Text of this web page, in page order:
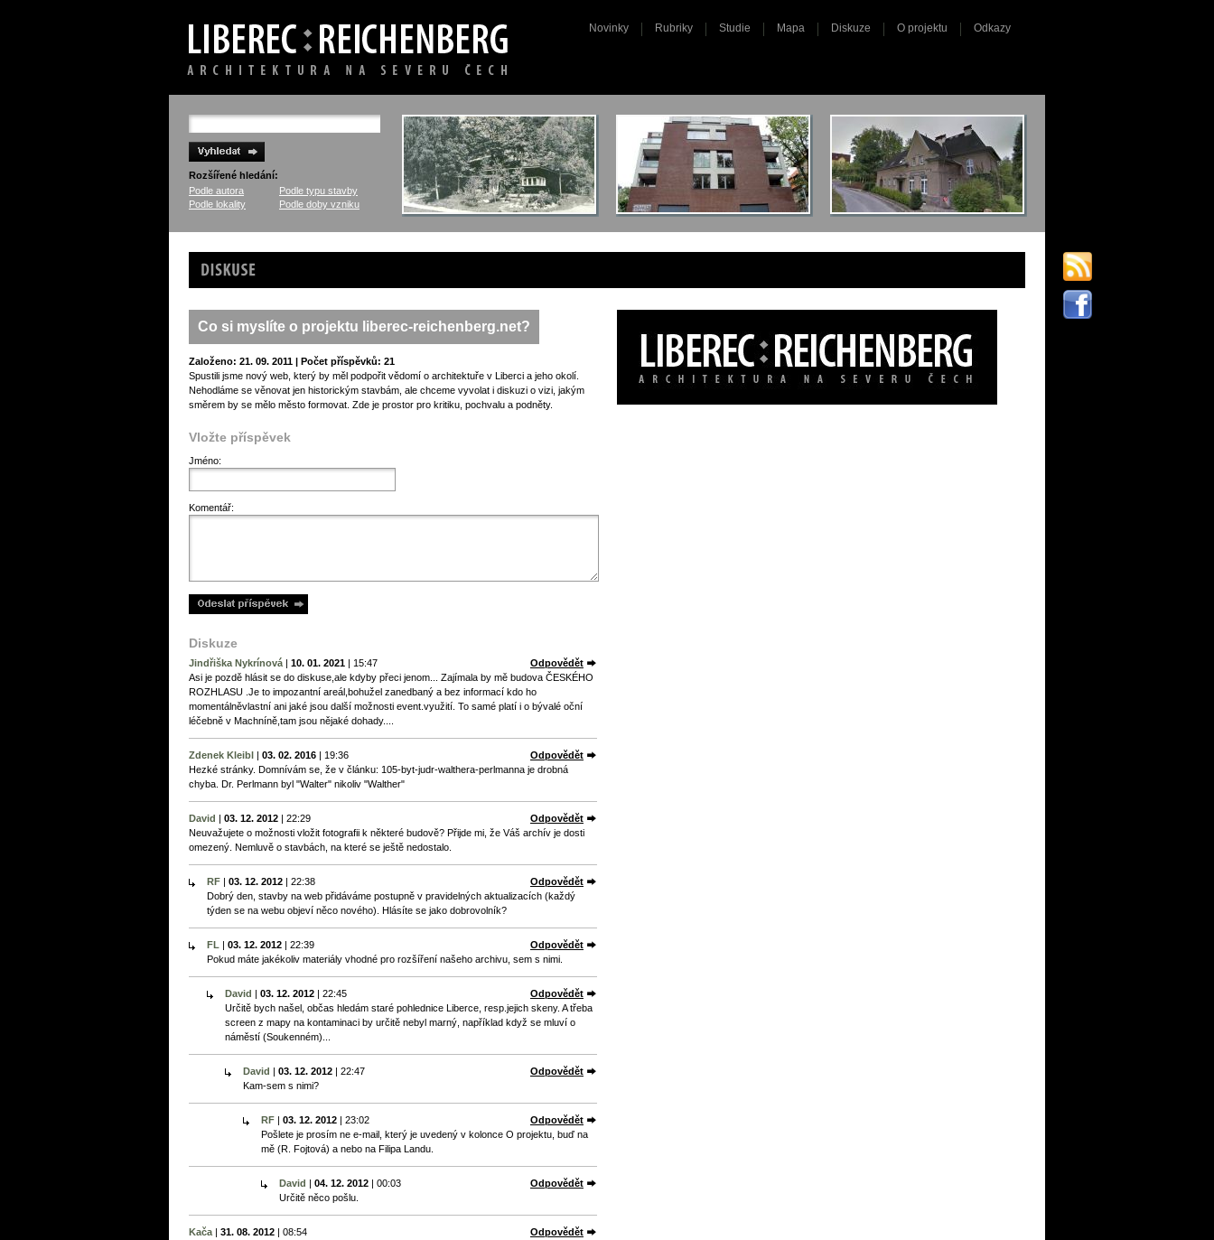
Novinky Rubriky Studie Mapa Diskuze O projektu Odkazy
Rozšířené hledání:
Podle autora
Podle typu stavby
Podle lokality
Podle doby vzniku
Diskuse
Co si myslíte o projektu liberec-reichenberg.net?
Založeno: 21. 09. 2011 | Počet příspěvků: 21
Spustili jsme nový web, který by měl podpořit vědomí o architektuře v Liberci a jeho okolí.
Nehodláme se věnovat jen historickým stavbám, ale chceme vyvolat i diskuzi o vizi, jakým
směrem by se mělo město formovat. Zde je prostor pro kritiku, pochvalu a podněty.
Vložte příspěvek
Jméno:
Komentář:
Diskuze
Jindřiška Nykrínová | 10. 01. 2021 | 15:47
Odpovědět
Asi je pozdě hlásit se do diskuse,ale kdyby přeci jenom... Zajímala by mě budova ČESKÉHO
ROZHLASU .Je to impozantní areál,bohužel zanedbaný a bez informací kdo ho
momentálněvlastní ani jaké jsou další možnosti event.využití. To samé platí i o bývalé oční
léčebně v Machníně,tam jsou nějaké dohady....
Zdenek Kleibl | 03. 02. 2016 | 19:36
Odpovědět
Hezké stránky. Domnívám se, že v článku: 105-byt-judr-walthera-perlmanna je drobná
chyba. Dr. Perlmann byl "Walter" nikoliv "Walther"
David | 03. 12. 2012 | 22:29
Odpovědět
Neuvažujete o možnosti vložit fotografii k některé budově? Přijde mi, že Váš archív je dosti
omezený. Nemluvě o stavbách, na které se ještě nedostalo.
RF | 03. 12. 2012 | 22:38
Odpovědět
Dobrý den, stavby na web přidáváme postupně v pravidelných aktualizacích (každý
týden se na webu objeví něco nového). Hlásíte se jako dobrovolník?
FL | 03. 12. 2012 | 22:39
Odpovědět
Pokud máte jakékoliv materiály vhodné pro rozšíření našeho archivu, sem s nimi.
David | 03. 12. 2012 | 22:45
Odpovědět
Určitě bych našel, občas hledám staré pohlednice Liberce, resp.jejich skeny. A třeba
screen z mapy na kontaminaci by určitě nebyl marný, například když se mluví o
náměstí (Soukenném)...
David | 03. 12. 2012 | 22:47
Odpovědět
Kam-sem s nimi?
RF | 03. 12. 2012 | 23:02
Odpovědět
Pošlete je prosím ne e-mail, který je uvedený v kolonce O projektu, buď na
mě (R. Fojtová) a nebo na Filipa Landu.
David | 04. 12. 2012 | 00:03
Odpovědět
Určitě něco pošlu.
Kača | 31. 08. 2012 | 08:54
Odpovědět